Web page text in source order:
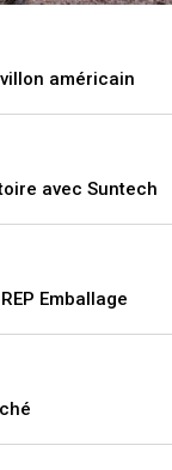
américain
avec Suntech
Emballage